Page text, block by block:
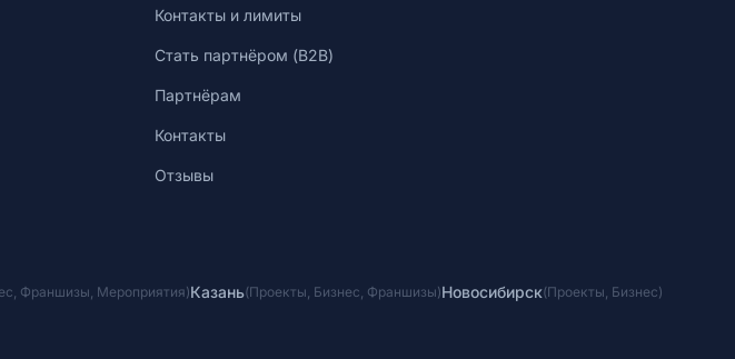
Контакты и лимиты
Стать партнёром (B2B)
Партнёрам
Контакты
Отзывы
, Франшизы, Мероприятия)Казань(Проекты, Бизнес, Франшизы)Новосибирск(Проекты, Бизнес)